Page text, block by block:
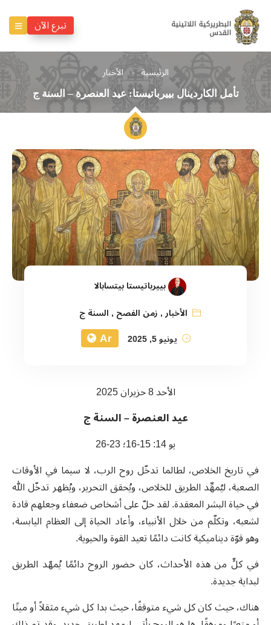
تبرع الآن
الرئيسية الأخبار
تأمل الكاردينال بييرباتيستا: عيد العنصرة – السنة ج
بييرباتيستا بيتسابالا
الأخبار, زمن الفصح , السنة ج
يونيو 5, 2025
Ar
الأحد 8 حزيران 2025
عيد العنصرة – السنة ج
يو 14: 15-16؛ 23-26
في تاريخ الخلاص، لطالما تدخّل روح الرب، لا سيما في الأوقات
الصعبة، ليُمهِّد الطريق للخلاص، ويُحقق التحرير، ويُظهر تدخّل الله
في حياة البشر المعقدة. لقد حلّ على أشخاص ضعفاء وجعلهم قادة
لشعبه، وتكلّم من خلال الأنبياء، وأعاد الحياة إلى العظام اليابسة،
وهو قوّة ديناميكية كانت دائمًا تعيد القوة والحيوية.
في كلٍّ من هذه الأحداث، كان حضور الروح دائمًا يُمهّد الطريق
لبداية جديدة.
هناك، حيث كان كل شيء متوقفًا، حيث بدا كل شيء مثقلاً أو ميتًا